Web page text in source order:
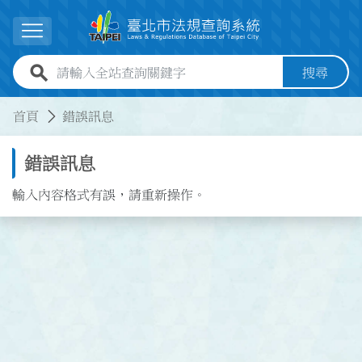
展開選單
全站查詢關鍵字欄位 搜尋
首頁 錯誤訊息
錯誤訊息
輸入內容格式有誤，請重新操作。